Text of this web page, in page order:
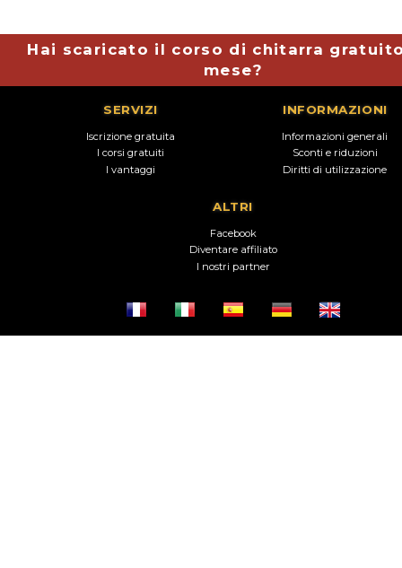
Hai scaricato il corso di chitarra
mese?
SERVIZI
Iscrizione gratuita
I corsi gratuiti
I vantaggi
INFORMAZIONI
Informazioni generali
Sconti e riduzioni
Diritti di utilizzazione
ALTRI
Facebook
Diventare affiliato
I nostri partner